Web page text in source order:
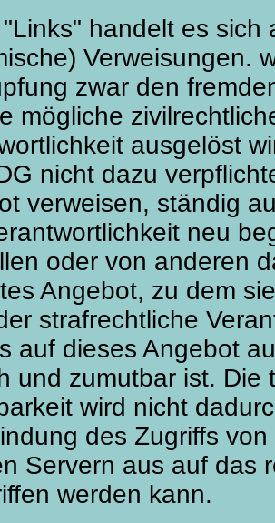
handelt es sich
Verweisungen.
zwar den
mögliche
ausgelöst
nicht dazu
verweisen, ständig
neu
oder von anderen
Angebot, zu dem
strafrechtliche
auf dieses Angebot
und zumutbar ist.
wird nicht
des Zugriffs
Servern aus auf das
werden kann.